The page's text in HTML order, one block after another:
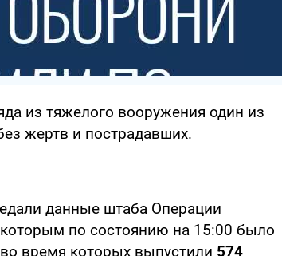
из тяжелого вооружения один из
жертв и пострадавших.
данные штаба Операции
по состоянию на 15:00 было
время которых выпустили 574